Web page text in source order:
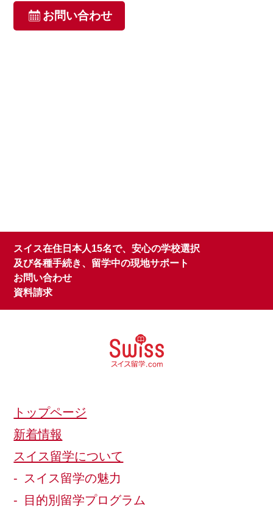
お問い合わせ
スイス在住日本人15名で、安心の学校選択
及び各種手続き、留学中の現地サポート
お問い合わせ
資料請求
トップページ
新着情報
スイス留学について
スイス留学の魅力
目的別留学プログラム